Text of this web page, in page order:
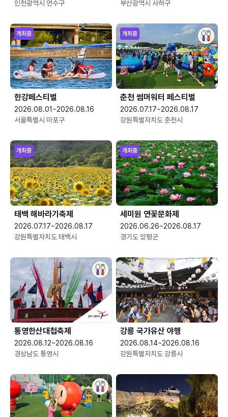
인천광역시 연수구
부산광역시 사하구
개최중
한강페스티벌
2026.08.01~2026.08.16
서울특별시 마포구
개최중
춘천 썸머워터 페스티벌
2026.07.17~2026.08.17
강원특별자치도 춘천시
개최중
태백 해바라기축제
2026.07.17~2026.08.17
강원특별자치도 태백시
개최중
세미원 연꽃문화제
2026.06.26~2026.08.17
경기도 양평군
통영한산대첩축제
2026.08.12~2026.08.16
경상남도 통영시
강릉 국가유산 야행
2026.08.14~2026.08.16
강원특별자치도 강릉시